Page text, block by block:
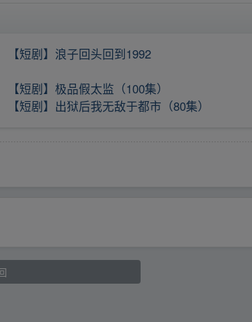
【短剧】浪子回头回到1992
【短剧】极品假太监（100集）
【短剧】出狱后我无敌于都市（80集）